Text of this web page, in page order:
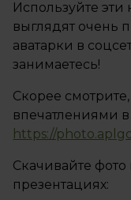
Используйте
выглядят очень
аватарки в
занимаетесь!
Скорее
впечатлениями
https://
Скачивайте
презентациях: